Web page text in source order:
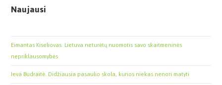
Naujausi
Eimantas Kiseliovas. Lietuva neturėtų nuomotis savo skaitmeninės
nepriklausomybės
Ieva Budraitė. Didžiausia pasaulio skola, kurios niekas nenori matyti